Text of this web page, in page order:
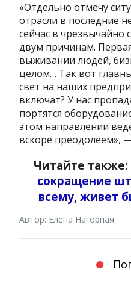
«Отдельно отмечу
отрасли в последние
сейчас в чрезвычайно
двум причинам.
выживании людей,
целом… Так вот
свет на наших
включат? У нас
портятся
этом направлении
вскоре преодолеем»,
Читайте также:
сокращение
всему, живет
Автор: Елена Нагорная